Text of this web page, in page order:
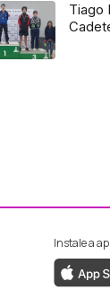
Tiago
da RTP
da
Instale a